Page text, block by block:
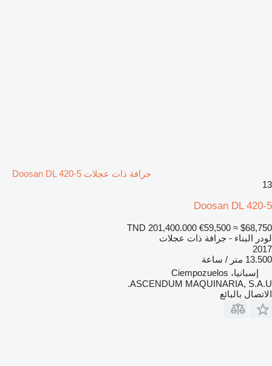
جرافة ذات عجلات Doosan DL 420-5
13
Doosan DL 420-5
TND 201,400.000 €59,500 ≈ $68,750
لودر البناء - جرافة ذات عجلات
2017
13.500 متر / ساعة
إسبانيا، Ciempozuelos
ASCENDUM MAQUINARIA, S.A.U.
الاتصال بالبائع